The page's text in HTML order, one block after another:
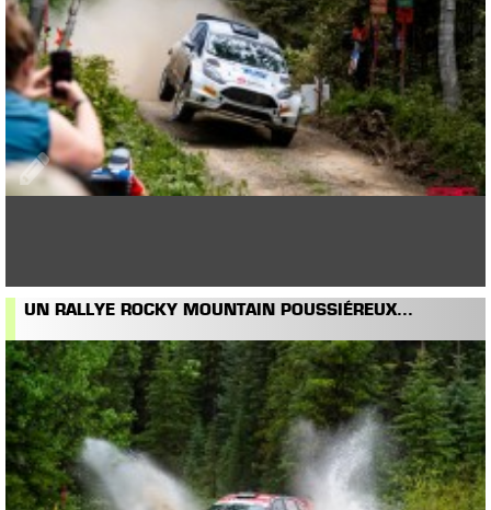
UN RALLYE ROCKY MOUNTAIN POUSSIÉREUX...